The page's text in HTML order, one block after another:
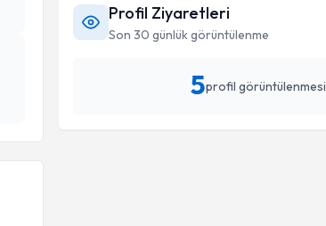
Profil Ziyaretleri
Son 30 günlük görüntülenme
5profil görüntülenmesi